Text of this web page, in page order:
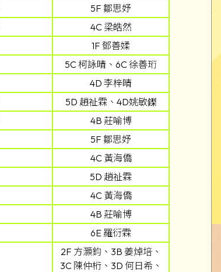
5F 鄒思妤
4C 梁皓然
1F 鄧善媃
5C 柯詠晴、6C 徐善珩
4D 李梓晴
5D 趙祉霖、4D姚敏鏫
4B 莊喻博
5F 鄒思妤
4C 黃海僑
5D 趙祉霖
4C 黃海僑
4B 莊喻博
6E 羅衍霖
2F 方灝鈞、3B 姜焯培、
3C 陳仲桁、3D 何日希、